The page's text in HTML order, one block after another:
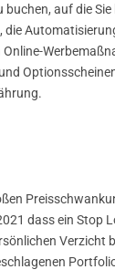
auf die
dass ein Stop
Verzicht